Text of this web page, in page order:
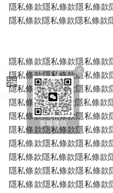
客服微信
隱私條款隱私條款隱私條
隱私條款隱私條款隱私條款
隱私條款隱私條款隱私條
隱私條款隱私條款隱私條款
隱私條款隱私條款隱私條款
隱私條款隱私條款隱私條款
隱私條款隱私條款隱私條
隱私條款隱私條款隱私條
隱私條款隱私條款隱私條
隱私條款隱私條款隱私條款
隱私條款隱私條款隱私條
隱私條款隱私條款隱私條